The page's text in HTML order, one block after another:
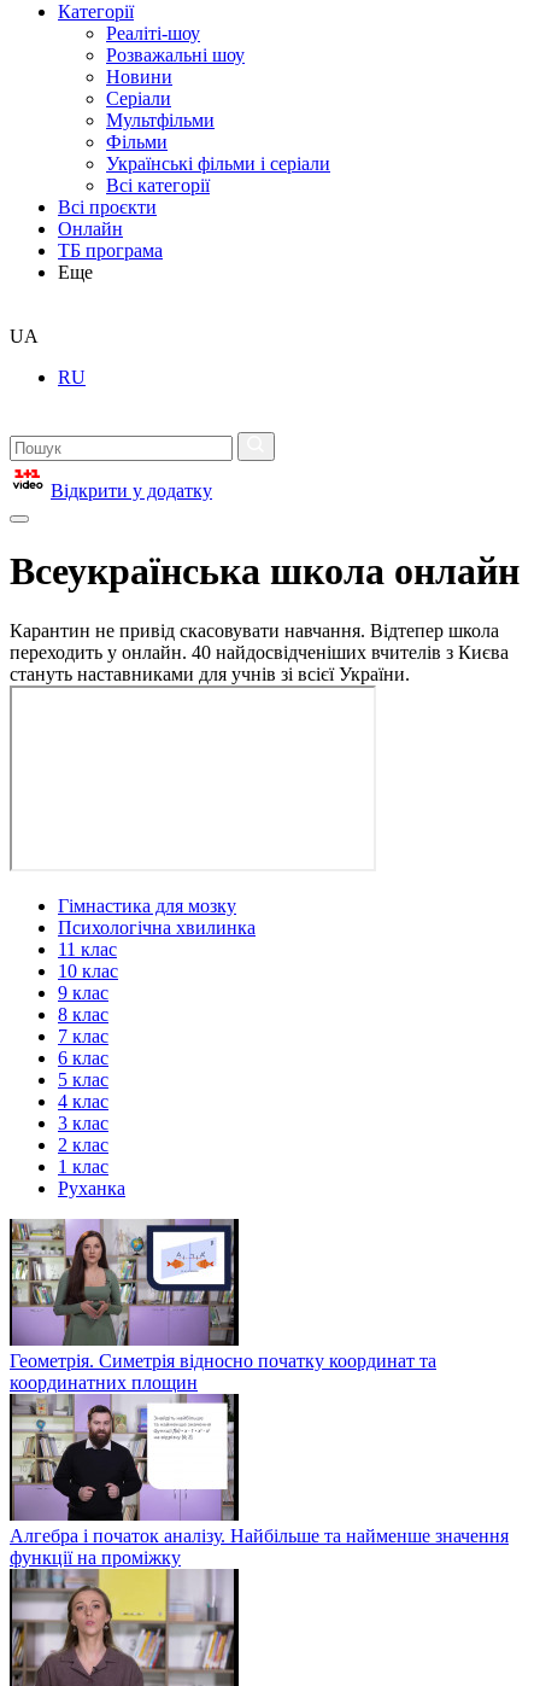
Категорії
Реаліті-шоу
Розважальні шоу
Новини
Серіали
Мультфільми
Фільми
Українські фільми і серіали
Всі категорії
Всі проєкти
Онлайн
ТБ програма
Еще
UA
RU
Відкрити у додатку
Всеукраїнська школа онлайн
Карантин не привід скасовувати навчання. Відтепер школа
переходить у онлайн. 40 найдосвідченіших вчителів з Києва
стануть наставниками для учнів зі всієї України.
Гімнастика для мозку
Психологічна хвилинка
11 клас
10 клас
9 клас
8 клас
7 клас
6 клас
5 клас
4 клас
3 клас
2 клас
1 клас
Руханка
Геометрія. Симетрія відносно початку координат та
координатних площин
Алгебра і початок аналізу. Найбільше та найменше значення
функції на проміжку